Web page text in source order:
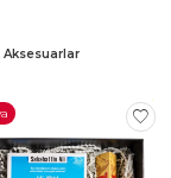
Aksesuarlar